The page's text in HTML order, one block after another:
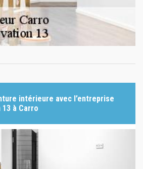
intérieure avec l’entreprise
à Carro